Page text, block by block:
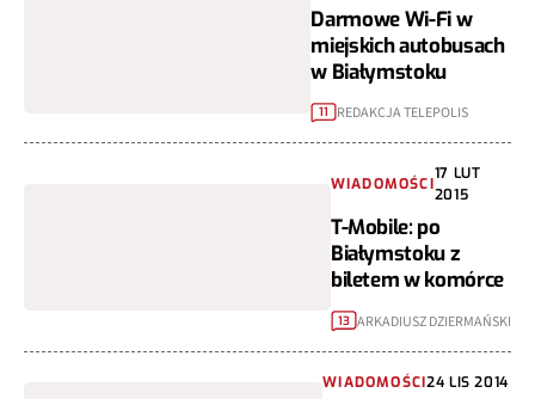
Darmowe Wi-Fi w
miejskich autobusach
w Białymstoku
11 REDAKCJA TELEPOLIS
WIADOMOŚCI
17 LUT
2015
T-Mobile: po
Białymstoku z
biletem w komórce
13 ARKADIUSZ DZIERMAŃSKI
WIADOMOŚCI24 LIS 2014